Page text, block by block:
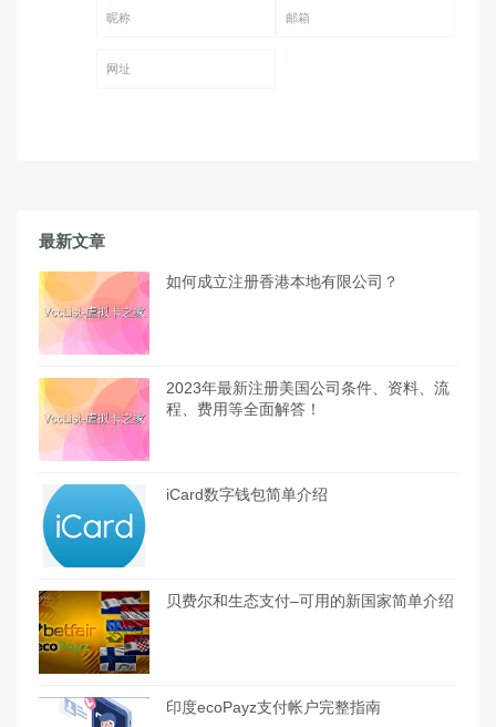
最新文章
如何成立注册香港本地有限公司？
2023年最新注册美国公司条件、资料、流
程、费用等全面解答！
iCard数字钱包简单介绍
贝费尔和生态支付–可用的新国家简单介绍
印度ecoPayz支付帐户完整指南